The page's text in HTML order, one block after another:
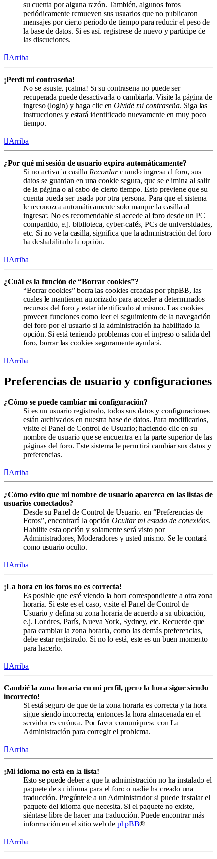
su cuenta por alguna razón. También, algunos foros
periódicamente remueven sus usuarios que no publicaron
mensajes por cierto periodo de tiempo para reducir el peso de
la base de datos. Si es así, registrese de nuevo y participe de
las discuciones.
Arriba
¡Perdí mi contraseña!
No se asuste, ¡calma! Si su contraseña no puede ser
recuperada puede desactivarla o cambiarla. Visite la página de
ingreso (login) y haga clic en Olvidé mi contraseña. Siga las
instrucciones y estará identificado nuevamente en muy poco
tiempo.
Arriba
¿Por qué mi sesión de usuario expira automáticamente?
Si no activa la casilla Recordarcuando ingresa al foro, sus
datos se guardan en una cookie segura, que se elimina al salir
de la página o al cabo de cierto tiempo. Esto previene que su
cuenta pueda ser usada por otra persona. Para que el sistema
le reconozca automáticamente solo marque la casilla al
ingresar. No es recomendable si accede al foro desde un PC
compartido, e.j. biblioteca, cyber-cafés, PCs de universidades,
etc. Si no ve la casilla, significa que la administración del foro
ha deshabilitado la opción.
Arriba
¿Cuál es la función de “Borrar cookies”?
“Borrar cookies” borra las cookies creadas por phpBB, las
cuales le mantienen autorizado para acceder a determinados
recursos del foro y estar identificado al mismo. Las cookies
proveen funciones como leer el seguimiento de la navegación
del foro por el usuario si la administración ha habilitado la
opción. Si está teniendo problemas con el ingreso o salida del
foro, borrar las cookies seguramente ayudará.
Arriba
Preferencias de usuario y configuraciones
¿Cómo se puede cambiar mi configuración?
Si es un usuario registrado, todos sus datos y configuraciones
están archivados en nuestra base de datos. Para modificarlos,
visite el Panel de Control de Usuario; haciendo clic en su
nombre de usuario que se encuentra en la parte superior de las
páginas del foro. Este sistema le permitirá cambiar sus datos y
preferencias.
Arriba
¿Cómo evito que mi nombre de usuario aparezca en las listas de
usuarios conectados?
Desde su Panel de Control de Usuario, en “Preferencias de
Foros”, encontrará la opción Ocultar mi estado de conexións.
Habilite esta opción y solamente será visto por
Administradores, Moderadores y usted mismo. Se le contará
como usuario oculto.
Arriba
¡La hora en los foros no es correcta!
Es posible que esté viendo la hora correspondiente a otra zona
horaria. Si este es el caso, visite el Panel de Control de
Usuario y defina su zona horaria de acuerdo a su ubicación,
e.j. Londres, París, Nueva York, Sydney, etc. Recuerde que
para cambiar la zona horaria, como las demás preferencias,
debe estar registrado. Si no lo está, este es un buen momento
para hacerlo.
Arriba
Cambié la zona horaria en mi perfil, ¡pero la hora sigue siendo
incorrecto!
Si está seguro de que de la zona horaria es correcta y la hora
sigue siendo incorrecta, entonces la hora almacenada en el
servidor es errónea. Por favor comuníquese con La
Administración para corregir el problema.
Arriba
¡Mi idioma no está en la lista!
Esto se puede deber a que la administración no ha instalado el
paquete de su idioma para el foro o nadie ha creado una
traducción. Pregúntele a un Administrador si puede instalar el
paquete del idioma que necesita. Si el paquete no existe,
siéntase libre de hacer una traducción. Puede encontrar más
información en el sitio web de phpBB®
Arriba